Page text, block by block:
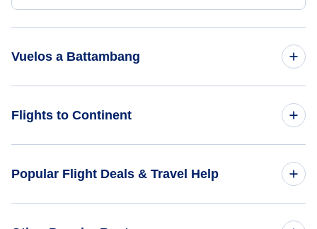
Vuelos a Battambang
Vuelos de Albany a Battambang - ABY a BBM
Flights to Continent
Popular Flight Deals & Travel Help